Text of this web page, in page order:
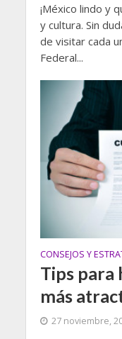
¡México lindo y
y cultura. Sin
de visitar cada
Federal...
CONSEJOS Y
Tips para
más
27 noviembre,